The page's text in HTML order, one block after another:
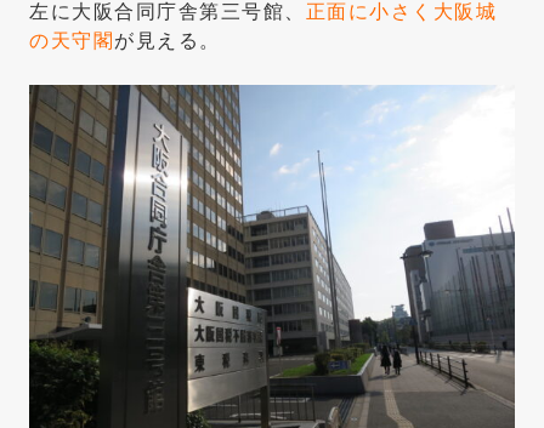
左に大阪合同庁舎第三号館、 正面に小さく大阪城
の天守閣 が見える。